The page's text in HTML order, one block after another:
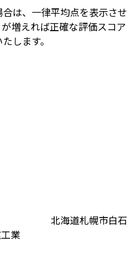
は、一律平均点を表示させ
増えれば正確な評価スコア
します。
北海道札幌市白石
業